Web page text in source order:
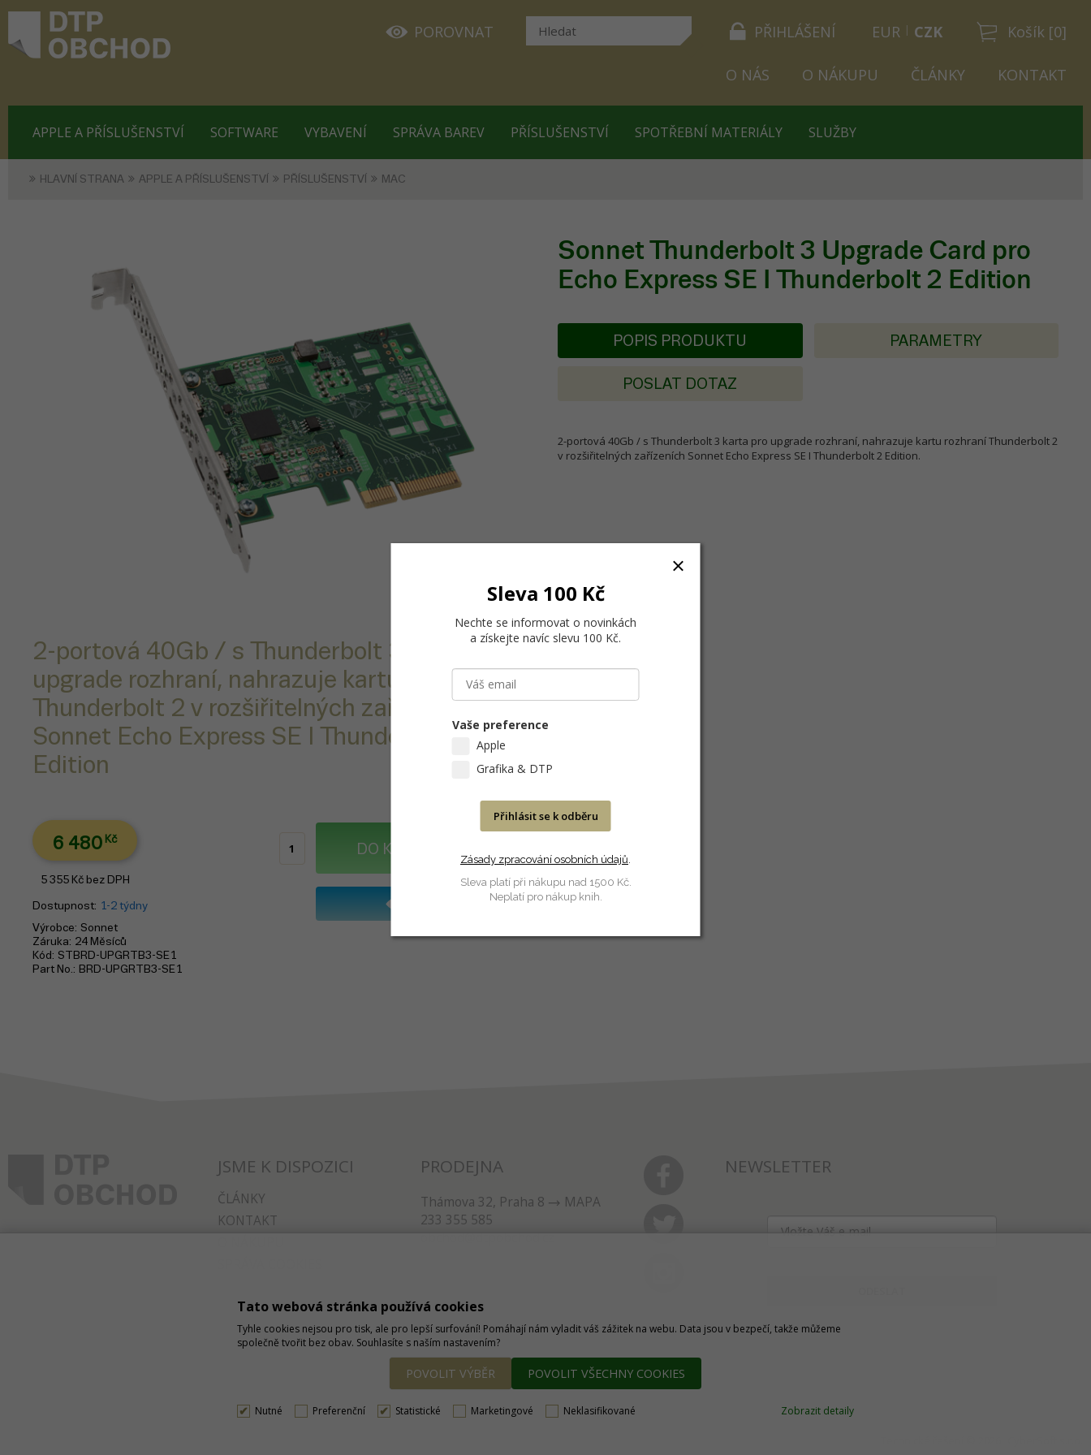
PŘIHLÁŠENÍ Košík [0]
POROVNAT EUR CZK
O NÁS O NÁKUPU ČLÁNKY KONTAKT
APPLE A PŘÍSLUŠENSTVÍ SOFTWARE VYBAVENÍ SPRÁVA BAREV PŘÍSLUŠENSTVÍ SPOTŘEBNÍ MATERIÁLY SLUŽBY
HLAVNÍ STRANA APPLE A PŘÍSLUŠENSTVÍ PŘÍSLUŠENSTVÍ MAC
Sonnet Thunderbolt 3 Upgrade Card pro
Echo Express SE I Thunderbolt 2 Edition
2-portová 40Gb / s Thunderbolt 3 karta pro
upgrade rozhraní, nahrazuje kartu rozhraní
Thunderbolt 2 v rozšiřitelných zařízeních
Sonnet Echo Express SE I Thunderbolt 2
Edition
6 480 Kč
5 355 Kč bez DPH
Dostupnost 1-2 týdny
Výrobce Sonnet
Záruka 24 Měsíců
Kód
STBRD-UPGRTB3-SE1
Part No.
BRD-UPGRTB3-SE1
DO KOŠÍKU
POPIS PRODUKTU PARAMETRY
POSLAT DOTAZ
2-portová 40Gb / s Thunderbolt 3 karta pro upgrade rozhraní, nahrazuje kartu rozhraní Thunderbolt 2
v rozšiřitelných zařízeních Sonnet Echo Express SE I Thunderbolt 2 Edition.
JSME K DISPOZICI
ČLÁNKY
KONTAKT
PRODEJNA
Thámova 32, Praha 8
MAPA
233 355 585
NEWSLETTER
Tato webová stránka používá cookies
Tyhle cookies nejsou pro tisk, ale pro lepší surfování! Pomáhají nám vyladit váš zážitek na webu. Data jsou v bezpečí, takže můžeme
společně tvořit bez obav. Souhlasíte s naším nastavením?
POVOLIT VÝBĚR POVOLIT VŠECHNY COOKIES
Nutné Preferenční Statistické Marketingové Neklasifikované Zobrazit detaily
Sleva 100 Kč
Nechte se informovat o novinkách
a získejte navíc slevu 100 Kč.
Vaše preference
Apple
Grafika & DTP
Přihlásit se k odběru
Zásady zpracování osobních údajů.
Sleva platí při nákupu nad 1500 Kč.
Neplatí pro nákup knih.